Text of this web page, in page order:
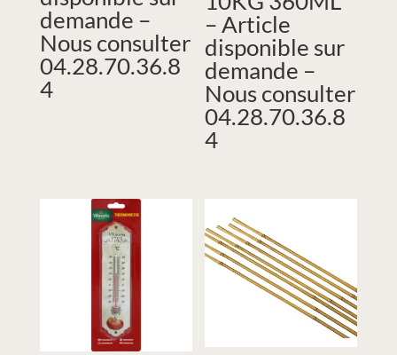
demande –
Nous consulter
04.28.70.36.8
4
– Article
disponible sur
demande –
Nous consulter
04.28.70.36.8
4